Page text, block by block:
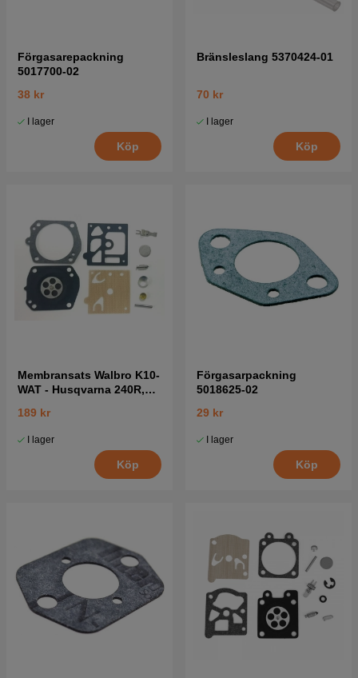
Förgasarepackning
5017700-02
38 kr
I lager
Köp
Bränsleslang 5370424-01
70 kr
I lager
Köp
Membransats Walbro K10-
WAT - Husqvarna 240R,
189 kr
I lager
Köp
Förgasarpackning
5018625-02
29 kr
I lager
Köp